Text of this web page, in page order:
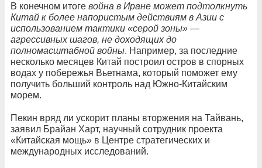
В конечном итоге война в Иране может подтолкнуть
Китай к более напористым действиям в Азии с
использованием тактики «серой зоны» —
агрессивных шагов, не доходящих до
полномасштабной войны. Например, за последние
несколько месяцев Китай построил остров в спорных
водах у побережья Вьетнама, который поможет ему
получить больший контроль над Южно-Китайским
морем.
Пекин вряд ли ускорит планы вторжения на Тайвань,
заявил Брайан Харт, научный сотрудник проекта
«Китайская мощь» в Центре стратегических и
международных исследований.